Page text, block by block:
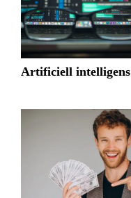
Artificiell intelligens